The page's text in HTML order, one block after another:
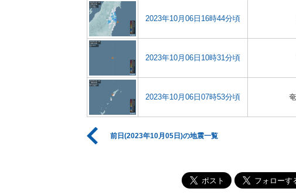
2023年10月06日16時44分頃
2023年10月06日10時31分頃
2023年10月06日07時53分頃
前日(2023年10月05日)の地震一覧